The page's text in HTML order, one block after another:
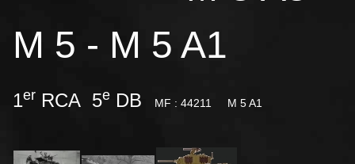
M 5 - M 5 A1
1er RCA 5e DB MF : 44211 M 5 A1